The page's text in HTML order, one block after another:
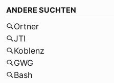
ANDERE SUCHTEN
Ortner
JTI
Koblenz
GWG
Bash